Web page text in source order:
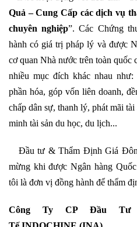
Quả – Cung Cấp các dịch vụ
chuyên nghiệp”. Các Chứng
hành có giá trị pháp lý và được
cơ quan Nhà nước trên toàn quốc
nhiều mục đích khác nhau
phần hóa, góp vốn liên doanh,
chấp dân sự, thanh lý, phát mãi
minh tài sản du học, du lịch...
Đầu tư & Thẩm Định Giá
mừng khi được Ngân hàng
tôi là đơn vị đồng hành để thẩm
Công Ty CP Đầu Tư